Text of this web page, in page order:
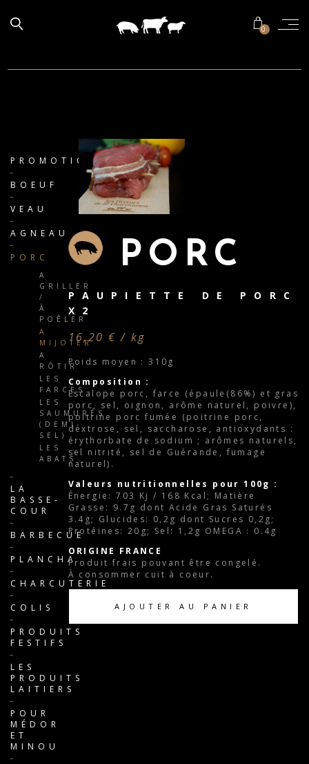
0
PORC
PAUPIETTE DE PORC
X2
16,20 € / kg
Poids moyen : 310g
Composition :
Escalope porc, farce (épaule(86%) et gras
porc, sel, oignon, arôme naturel, poivre),
poitrine porc fumée (poitrine porc,
dextrose, sel, saccharose, antioxydants :
érythorbate de sodium ; arômes naturels,
sel nitrité, sel de Guérande, fumage
naturel).
Valeurs nutritionnelles pour 100g :
Énergie: 703 Kj / 168 Kcal; Matière
Grasse: 9.7g dont Acide Gras Saturés
3.4g; Glucides: 0,2g dont Sucres 0,2g;
Protéines: 20g; Sel: 1,2g OMEGA : 0.4g
ORIGINE FRANCE
Produit frais pouvant être congelé.
À consommer cuit à coeur.
AJOUTER AU PANIER
PROMOTIONS
BOEUF
VEAU
AGNEAU
PORC
A
GRILLER
/
À
POÊLER
A
MIJOTER
A
RÔTIR
LES
FARCES
LES
SAUMURÉS
(DEMI-
SEL)
LES
ABATS
LA
BASSE-
COUR
BARBECUE
PLANCHA
CHARCUTERIE
COLIS
PRODUITS
FESTIFS
LES
PRODUITS
LAITIERS
POUR
MÉDOR
ET
MINOU